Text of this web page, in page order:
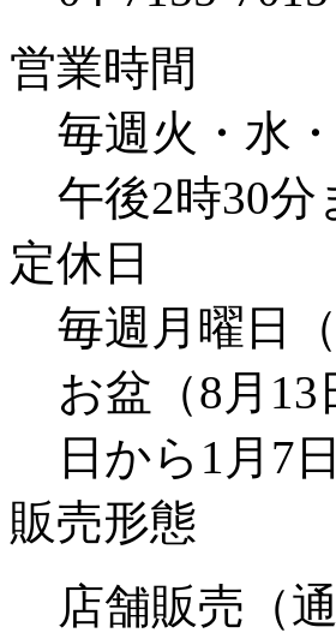
営業時間
毎週火・水
午後2時30分
定休日
毎週月曜日
お盆（8月
日から1月7
販売形態
店舗販売（